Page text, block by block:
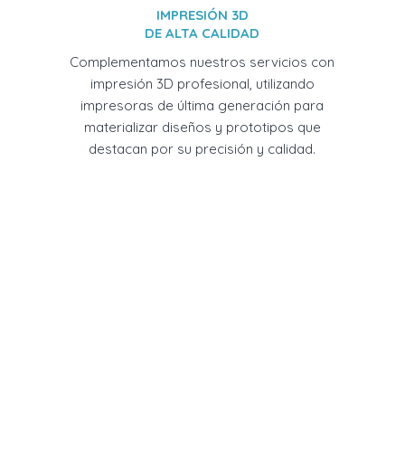
IMPRESIÓN 3D
DE ALTA CALIDAD
Complementamos nuestros servicios con
impresión 3D profesional, utilizando
impresoras de última generación para
materializar diseños y prototipos que
destacan por su precisión y calidad.